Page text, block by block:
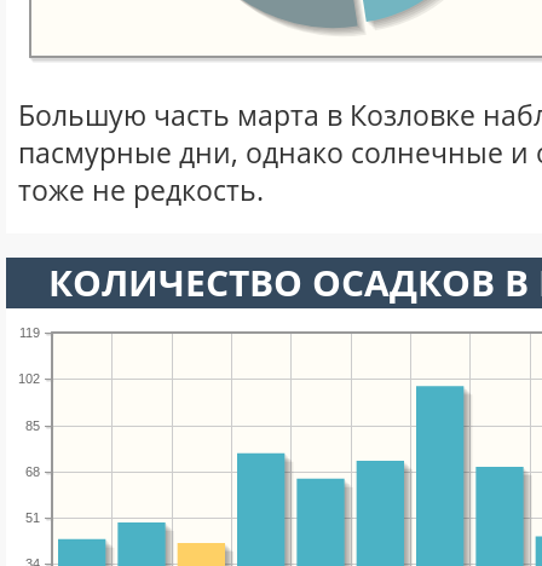
Большую часть марта в Козловке
пасмурные дни, однако солнечные
тоже не редкость.
КОЛИЧЕСТВО ОСАДКОВ
51
68
85
102
119